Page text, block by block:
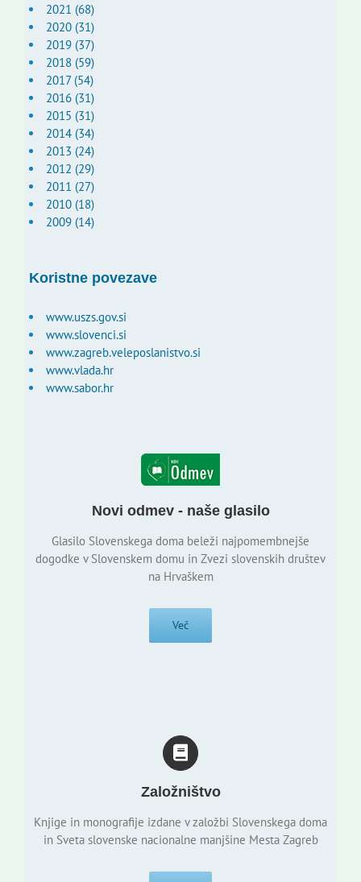
2021 (68)
2020 (31)
2019 (37)
2018 (59)
2017 (54)
2016 (31)
2015 (31)
2014 (34)
2013 (24)
2012 (29)
2011 (27)
2010 (18)
2009 (14)
Koristne povezave
www.uszs.gov.si
www.slovenci.si
www.zagreb.veleposlanistvo.si
www.vlada.hr
www.sabor.hr
Novi odmev - naše glasilo
Glasilo Slovenskega doma beleži najpomembnejše
dogodke v Slovenskem domu in Zvezi slovenskih društev
na Hrvaškem
Več
Založništvo
Knjige in monografije izdane v založbi Slovenskega doma
in Sveta slovenske nacionalne manjšine Mesta Zagreb